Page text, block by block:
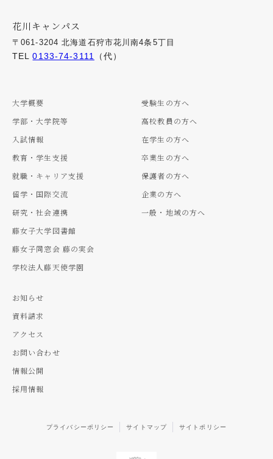
花川キャンパス
〒061-3204 北海道石狩市花川南4条5丁目
TEL0133-74-3111 （代）
大学概要
学部・大学院等
入試情報
教育・学生支援
就職・キャリア支援
留学・国際交流
研究・社会連携
藤女子大学図書館
藤女子同窓会 藤の実会
学校法人藤天使学園
受験生の方へ
高校教員の方へ
在学生の方へ
卒業生の方へ
保護者の方へ
企業の方へ
一般・地域の方へ
お知らせ
資料請求
アクセス
お問い合わせ
情報公開
採用情報
プライバシーポリシー サイトマップ サイトポリシー